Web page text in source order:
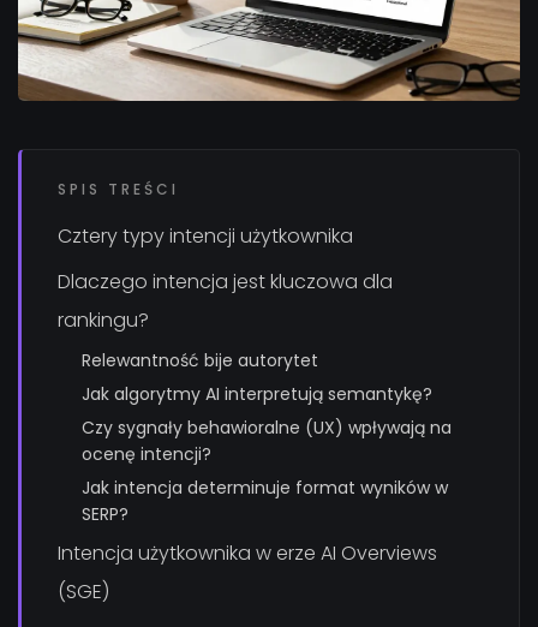
SPIS TREŚCI
Cztery typy intencji użytkownika
Dlaczego intencja jest kluczowa dla
rankingu?
Relewantność bije autorytet
Jak algorytmy AI interpretują semantykę?
Czy sygnały behawioralne (UX) wpływają na
ocenę intencji?
Jak intencja determinuje format wyników w
SERP?
Intencja użytkownika w erze AI Overviews
(SGE)